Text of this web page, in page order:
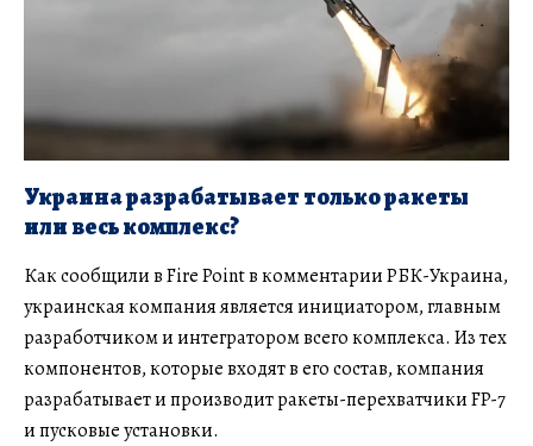
Украина разрабатывает только ракеты
или весь комплекс?
Как сообщили в Fire Point в комментарии РБК-Украина,
украинская компания является инициатором, главным
разработчиком и интегратором всего комплекса. Из тех
компонентов, которые входят в его состав, компания
разрабатывает и производит ракеты-перехватчики FP-7
и пусковые установки.